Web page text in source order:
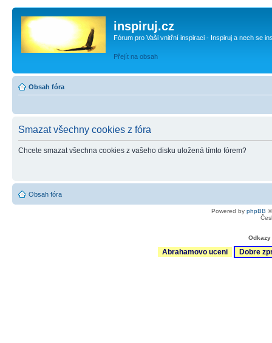
inspiruj.cz
Fórum pro Vaši vnitřní inspiraci - Inspiruj a nech se
Přejít na obsah
Obsah fóra
Smazat všechny cookies z fóra
Chcete smazat všechna cookies z vašeho disku uložená tímto fórem?
Obsah fóra
Powered by phpBB
Abrahamovo uceni Dobre